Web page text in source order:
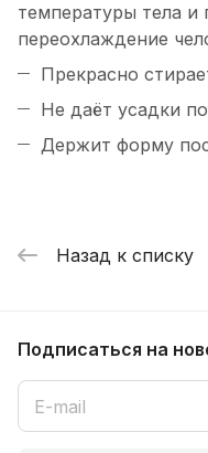
температуры тела и
переохлаждение
Прекрасно
Не даёт усадки
Держит форму
Назад к списку
Подписаться на